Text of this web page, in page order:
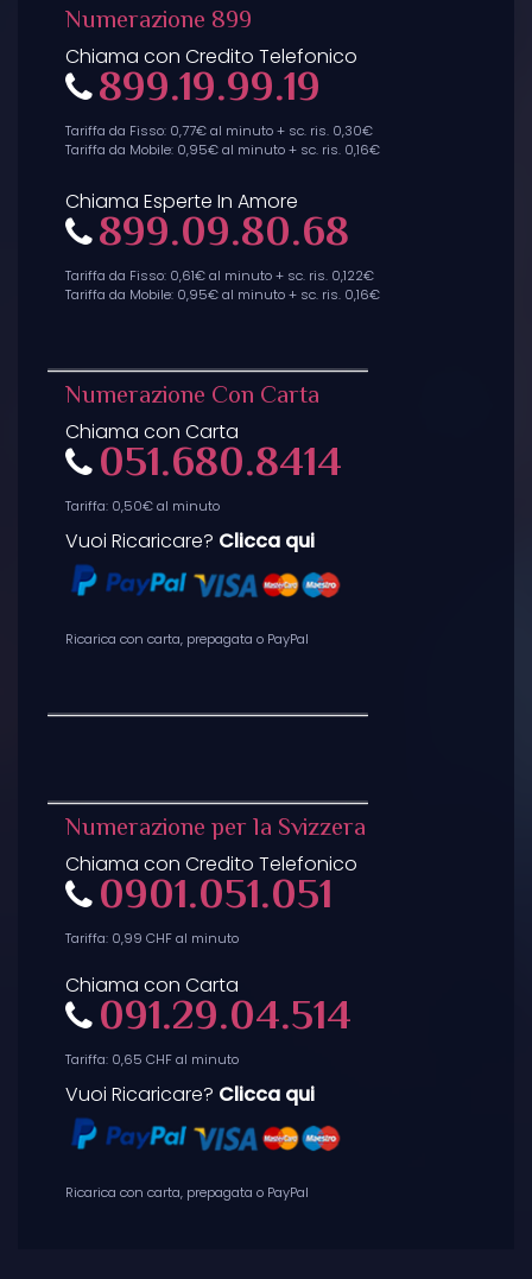
Numerazione 899
Chiama con Credito Telefonico
899.19.99.19
Tariffa da Fisso: 0,77€ al minuto + sc. ris. 0,30€
Tariffa da Mobile: 0,95€ al minuto + sc. ris. 0,16€
Chiama Esperte In Amore
899.09.80.68
Tariffa da Fisso: 0,61€ al minuto + sc. ris. 0,122€
Tariffa da Mobile: 0,95€ al minuto + sc. ris. 0,16€
Numerazione Con Carta
Chiama con Carta
051.680.8414
Tariffa: 0,50€ al minuto
Vuoi Ricaricare? Clicca qui
Ricarica con carta, prepagata o PayPal
Numerazione per la Svizzera
Chiama con Credito Telefonico
0901.051.051
Tariffa: 0,99 CHF al minuto
Chiama con Carta
091.29.04.514
Tariffa: 0,65 CHF al minuto
Vuoi Ricaricare? Clicca qui
Ricarica con carta, prepagata o PayPal